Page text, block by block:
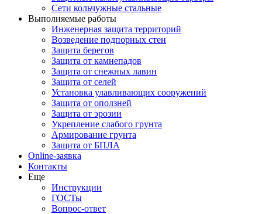
Сети кольчужные стальные
Выполняемые работы
Инженерная защита территорий
Возведение подпорных стен
Защита берегов
Защита от камнепадов
Защита от снежных лавин
Защита от селей
Установка улавливающих сооружений
Защита от оползней
Защита от эрозии
Укрепление слабого грунта
Армирование грунта
Защита от БПЛА
Online-заявка
Контакты
Еще
Инструкции
ГОСТы
Вопрос-ответ